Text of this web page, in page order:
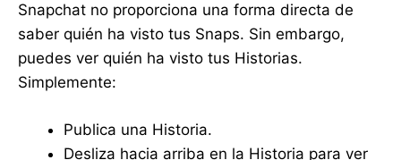
Snapchat no proporciona una forma directa de
saber quién ha visto tus Snaps. Sin embargo,
puedes ver quién ha visto tus Historias.
Simplemente:
Publica una Historia.
Desliza hacia arriba en la Historia para ver